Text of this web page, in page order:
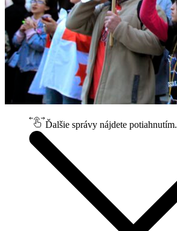
Ďalšie správy nájdete potiahnutím.